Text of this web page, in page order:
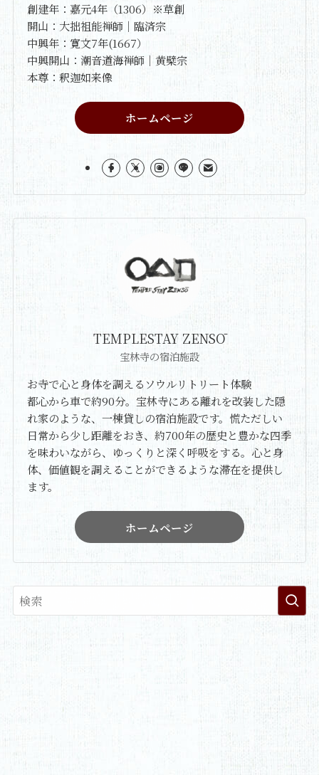
創建年：嘉元4年（1306）※草創
開山：大拙祖能禅師｜臨済宗
中興年：寛文7年(1667）
中興開山：潮音道海禅師｜黄檗宗
本尊：釈迦如来像
ホームページ
TEMPLESTAY ZENSŌ
宝林寺の宿泊施設
お寺で心と身体を調えるソウルリトリート体験
都心から車で約90分。宝林寺にある離れを改装した隠
れ家のような、一棟貸しの宿泊施設です。慌ただしい
日常から少し距離をおき、約700年の歴史と豊かな四季
を味わいながら、ゆっくりと深く呼吸をする。心と身
体、価値観を調えることができるような滞在を提供し
ます。
ホームページ